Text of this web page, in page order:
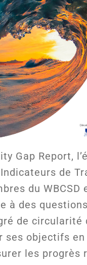
Gap Report,
de
du
à des
de circularité
ses objectifs
les